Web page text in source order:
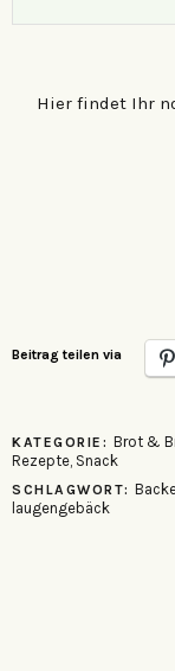
Hier findet Ihr
Beitrag teilen via
KATEGORIE: Brot &
Rezepte, Snack
SCHLAGWORT:
laugengebäck